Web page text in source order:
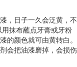
，日子一久会泛黄，不
抹布蘸点牙膏或牙粉
的颜色就可由黄转白。
会把油漆磨掉，会损伤